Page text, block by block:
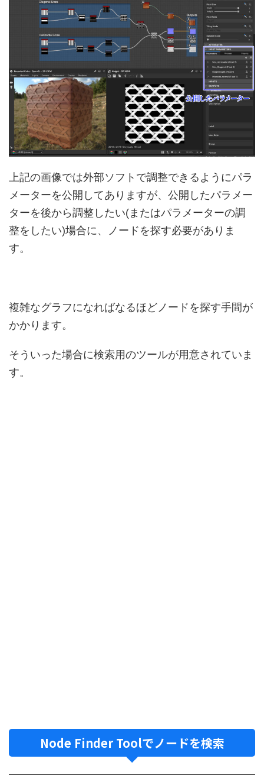
上記の画像では外部ソフトで調整できるようにパラ
メーターを公開してありますが、公開したパラメー
ターを後から調整したい(またはパラメーターの調
整をしたい)場合に、ノードを探す必要がありま
す。
複雑なグラフになればなるほどノードを探す手間が
かかります。
そういった場合に検索用のツールが用意されていま
す。
Node Finder Toolでノードを検索